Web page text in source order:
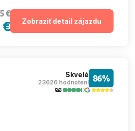
€
€ Zobraziť detail zájazdu
Skvelé
23626 hodnotení 86%